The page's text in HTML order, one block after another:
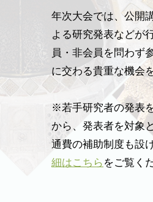
年次大会では、公開
よる研究発表などが
員・非会員を問わず
に交わる貴重な機会
※若手研究者の発表
から、発表者を対象
通費の補助制度も設
細はこちら をご覧く